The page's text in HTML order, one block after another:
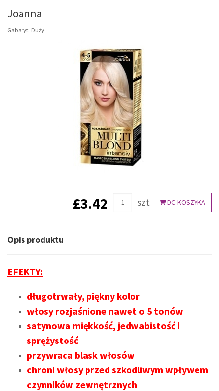
Joanna
Gabaryt: Duży
DO KOSZYKA
szt
£3.42
Opis produktu
EFEKTY:
długotrwały, piękny kolor
włosy rozjaśnione nawet o 5 tonów
satynowa miękkość, jedwabistość i
sprężystość
przywraca blask włosów
chroni włosy przed szkodliwym wpływem
czynników zewnętrznych